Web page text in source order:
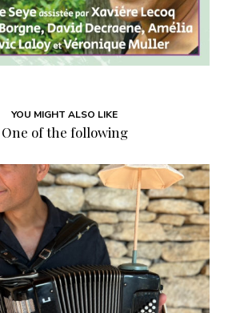
YOU MIGHT ALSO LIKE
One of the following